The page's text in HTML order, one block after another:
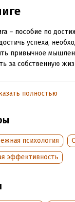
– пособие по
успеха,
привычное
за собственную
317704
2021
5 марта
полностью
психология
эффективность